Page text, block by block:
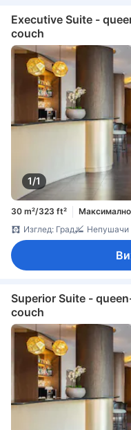
Executive Suite -
couch
1/1
30 m²/323 ft²
Изглед: Град
Непушачи
Superior Suite -
couch